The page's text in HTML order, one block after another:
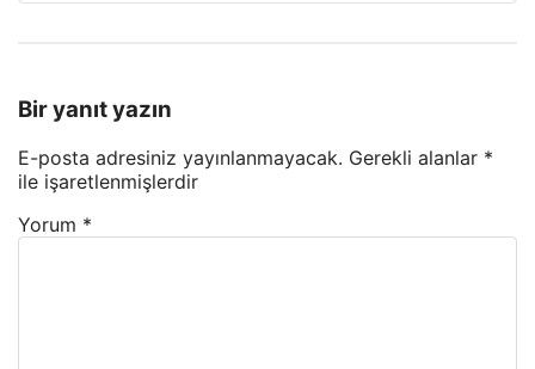
Bir yanıt yazın
E-posta adresiniz yayınlanmayacak. Gerekli alanlar *
ile işaretlenmişlerdir
Yorum *